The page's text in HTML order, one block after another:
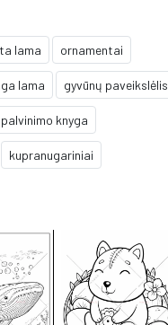
lama ornamentai
lama gyvūnų paveikslėlis
knyga
kupranugariniai